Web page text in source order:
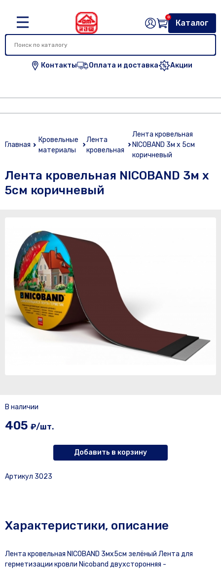
Контакты Оплата и доставка Акции
Каталог
0
Главная
Кровельные
материалы
Лента
кровельная
Лента кровельная
NICOBAND 3м х 5см
коричневый
Лента кровельная NICOBAND 3м х
5см коричневый
В наличии
405 ₽/шт.
Добавить в корзину
Артикул 3023
Характеристики, описание
Лента кровельная NICOBAND 3мх5см зелёный Лента для
герметизации кровли Nicoband двухсторонняя -